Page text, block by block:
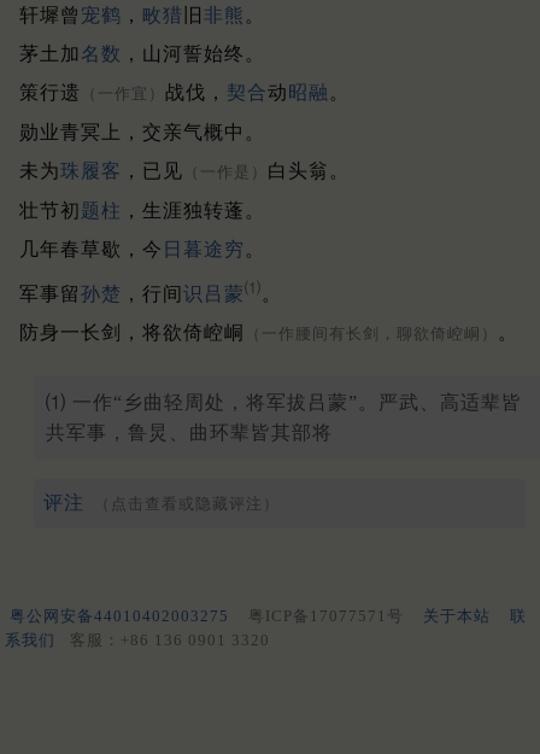
轩墀曾 宠鹤 ， 畋猎 旧 非熊 。
茅土加 名数 ，山河誓始终。
策行遗
（一作宜） 战伐， 契合动 昭融 。
勋业青冥上，交亲气概中。
未为珠履客 ，已见 （一作是） 白头翁。
壮节初题柱 ，生涯独转蓬。
几年春草歇，今 日暮途穷 。
军事留孙楚 ，行间 识吕蒙⑴ 。
防身一长剑，将欲倚崆峒
（一作腰间有长剑，聊欲倚崆峒） 。
⑴ 一作“乡曲轻周处，将军拔吕蒙”。严武、高适辈皆
共军事，鲁炅、曲环辈皆其部将
评注 （点击查看或隐藏评注）
粤公网安备44010402003275 粤ICP备17077571号 关于本站
联
系我们
客服：+86 136 0901 3320